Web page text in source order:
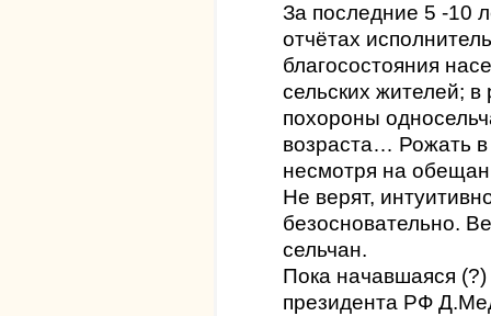
За последние 5 -10
отчётах
благосостояния
сельских жителей;
похороны
возраста… Рожать
несмотря на
Не верят,
безосновательно.
сельчан.
Пока начавшаяся
президента РФ